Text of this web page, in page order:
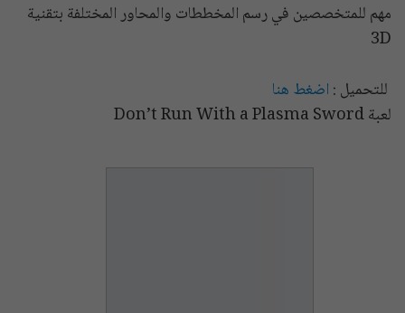
مهم للمتخصصين في رسم المخططات والمحاور المختلفة بتقنية
3D
للتحميل : اضغط هنا
لعبة Don’t Run With a Plasma Sword